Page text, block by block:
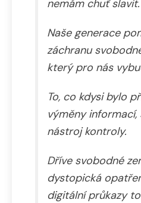
nemám chuť slavit.
Naše generace
záchranu
který pro nás
To, co kdysi bylo
výměny informací,
nástroj kontroly.
Dříve svobodné
dystopická
digitální průkazy